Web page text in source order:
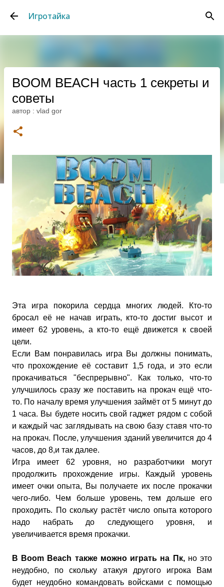
Игротайка
BOOM BEACH часть 1 секреты и
советы
автор : vlad gor
Эта игра покорила сердца многих людей. Кто-то
бросал её не начав играть, кто-то достиг высот и
имеет 62 уровень, а кто-то ещё движется к своей
цели.
Если Вам понравилась игра Вы должны понимать,
что прохождение её составит 1,5 года, и это если
прокачиваться "беспрерывно". Как только, что-то
улучшилось сразу же поставить на прокач ещё что-
то. По началу время улучшения займёт от 5 минут до
1 часа. Вы будете носить свой гаджет рядом с собой
и каждый час заглядывать на свою базу ставя что-то
на прокач. После, улучшения зданий увеличится до 4
часов, до 8,и так далее.
Игра имеет 62 уровня, но разработчики могут
продолжить прохождение игры. Каждый уровень
имеет очки опыта, Вы получаете их после прокачки
чего-либо. Чем больше уровень, тем дольше его
проходить. По скольку растёт число опыта которого
надо набрать до следующего уровня, и
увеличивается время прокачки.
В Boom Beach также можно играть на Пк,но это
неудобно, по скольку атакуя другого игрока Вам
будет неудобно командовать войсками с помощью